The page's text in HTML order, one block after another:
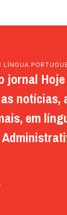
LÍNGUA
jornal
notícias,
em